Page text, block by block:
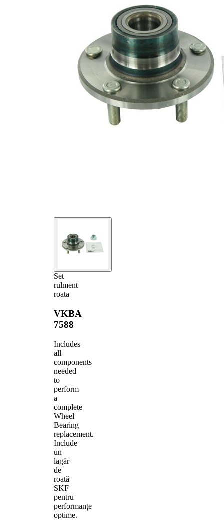
Set
rulment
roata
VKBA
7588
Includes
all
components
needed
to
perform
a
complete
Wheel
Bearing
replacement.
Include
un
lagăr
de
roată
SKF
pentru
performanțe
optime.
Listă de piese de schimb
Număr
articol
Cantitate
SKF00755 1
service
SKF03066 1
Piulita SKF04588 1